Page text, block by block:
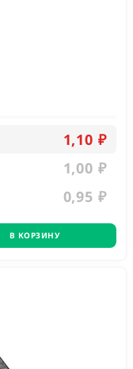
1,10 ₽
1,00 ₽
0,95 ₽
В КОРЗИНУ